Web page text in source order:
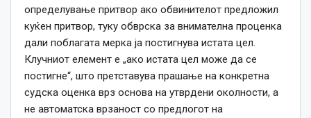
определување притвор ако обвинителот предложил
куќен притвор, туку обврска за внимателна проценка
дали поблагата мерка ја постигнува истата цел.
Клучниот елемент е „ако истата цел може да се
постигне“, што претставува прашање на конкретна
судска оценка врз основа на утврдени околности, а
не автоматска врзаност со предлогот на